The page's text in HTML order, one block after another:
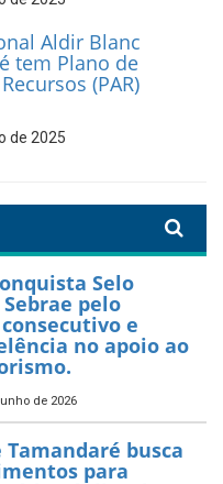
e
com a
educação
2026
Prefeitura
gratuito
de 2025
Aldir Blanc
tem Plano de
(PAR)